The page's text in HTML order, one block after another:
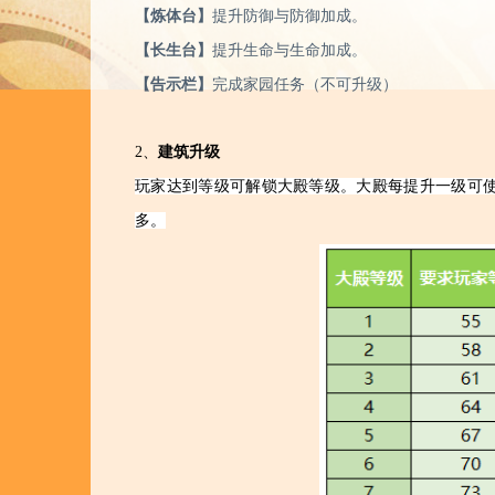
【炼体台】 提升防御与防御加成。
【长生台】 提升生命与生命加成。
【告示栏】 完成家园任务（不可升级）
2、 建筑升级
玩家达到等级可解锁大殿等级。大殿每提升一级可
多。